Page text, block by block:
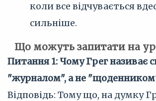
коли все відчувається
сильніше.
Що можуть запитати на
Питання 1: Чому Грег називає
"журналом", а не
Відповідь: Тому що, на думку